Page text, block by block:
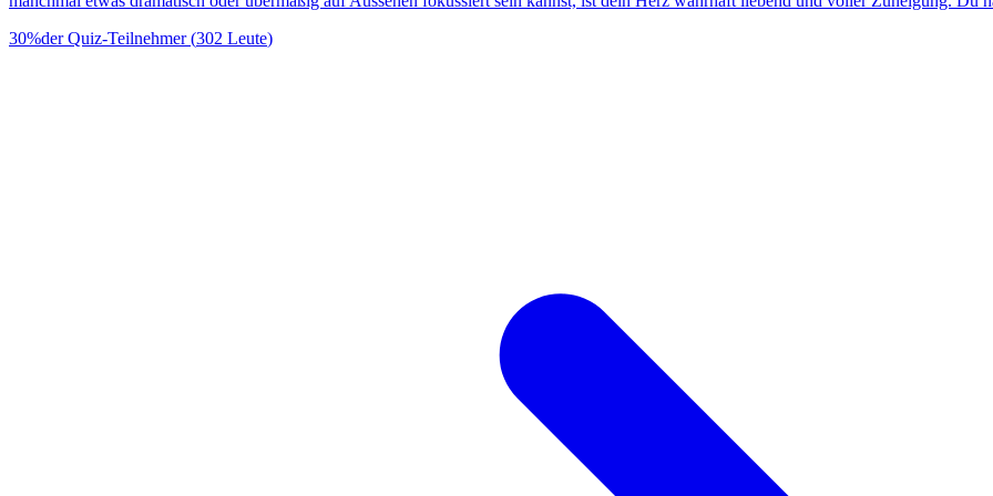
30%der Quiz-Teilnehmer(302 Leute)